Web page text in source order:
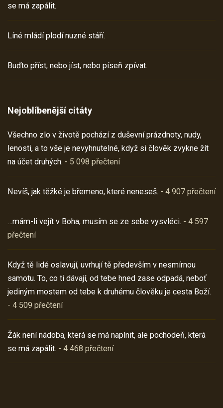
se má zapálit.
Líné mládí plodí nuzné stáří.
Buďto příst, nebo jíst, nebo píseň zpívat.
Nejoblíbenější citáty
Všechno zlo v životě pochází z duševní prázdnoty, nudy,
lenosti, a to vše je nevyhnutelné, když si člověk zvykne žít
na účet druhých. - 5 098 přečtení
Nevíš, jak těžké je břemeno, které neneseš. - 4 907 přečtení
…mám-li vejít v Boha, musím se ze sebe vysvléci. - 4 597
přečtení
Když tě lidé oslavují, uvrhují tě především v nesmírnou
samotu. To, co ti dávají, od tebe hned zase odpadá, neboť
jediným mostem od tebe k druhému člověku je cesta Boží.
- 4 509 přečtení
Žák není nádoba, která se má naplnit, ale pochodeň, která
se má zapálit. - 4 468 přečtení